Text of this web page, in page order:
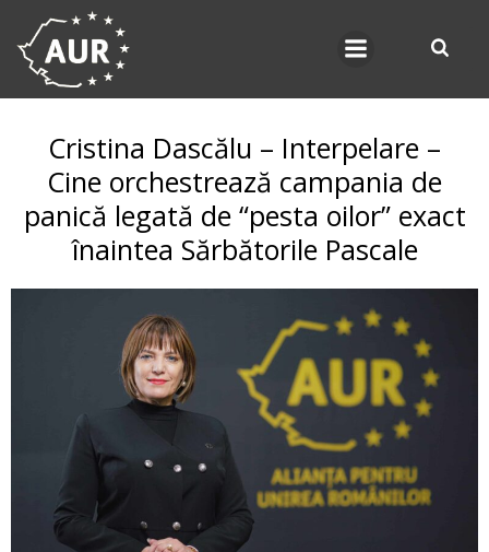
Cristina Dascălu – Interpelare –
Cine orchestrează campania de
panică legată de “pesta oilor” exact
înaintea Sărbătorile Pascale